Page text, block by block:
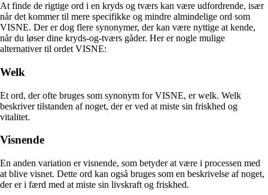
At finde de rigtige ord i en kryds og tværs kan være udfordrende, især
når det kommer til mere specifikke og mindre almindelige ord som
VISNE. Der er dog flere synonymer, der kan være nyttige at kende,
når du løser dine kryds-og-tværs gåder. Her er nogle mulige
alternativer til ordet VISNE:
Welk
Et ord, der ofte bruges som synonym for VISNE, er welk. Welk
beskriver tilstanden af noget, der er ved at miste sin friskhed og
vitalitet.
Visnende
En anden variation er visnende, som betyder at være i processen med
at blive visnet. Dette ord kan også bruges som en beskrivelse af noget,
der er i færd med at miste sin livskraft og friskhed.